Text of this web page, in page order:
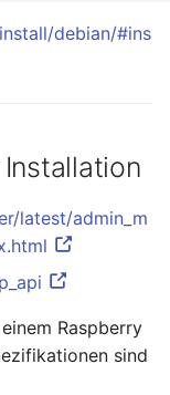
2020
2019
2019
debian/#ins
latest/admin_m
Raspberry
sind